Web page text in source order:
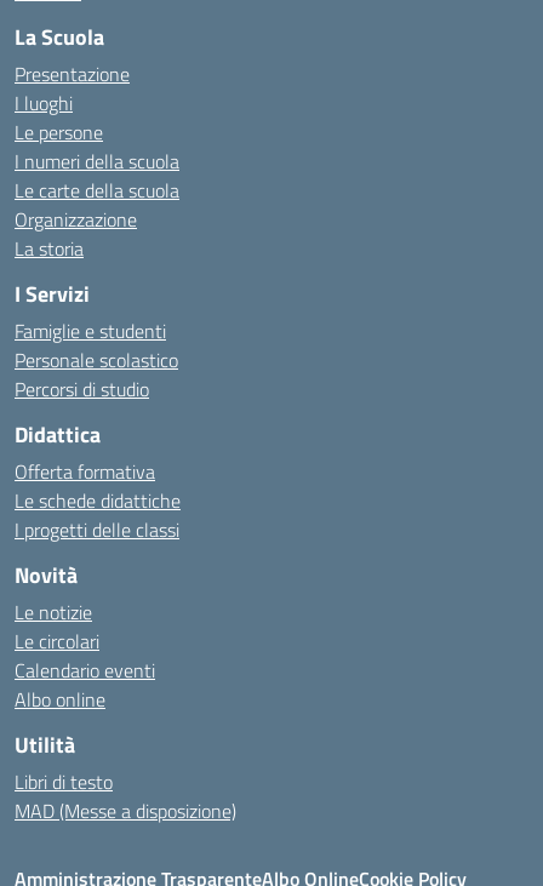
La Scuola
Presentazione
I luoghi
Le persone
I numeri della scuola
Le carte della scuola
Organizzazione
La storia
I Servizi
Famiglie e studenti
Personale scolastico
Percorsi di studio
Didattica
Offerta formativa
Le schede didattiche
I progetti delle classi
Novità
Le notizie
Le circolari
Calendario eventi
Albo online
Utilità
Libri di testo
MAD (Messe a disposizione)
Amministrazione TrasparenteAlbo OnlineCookie Policy